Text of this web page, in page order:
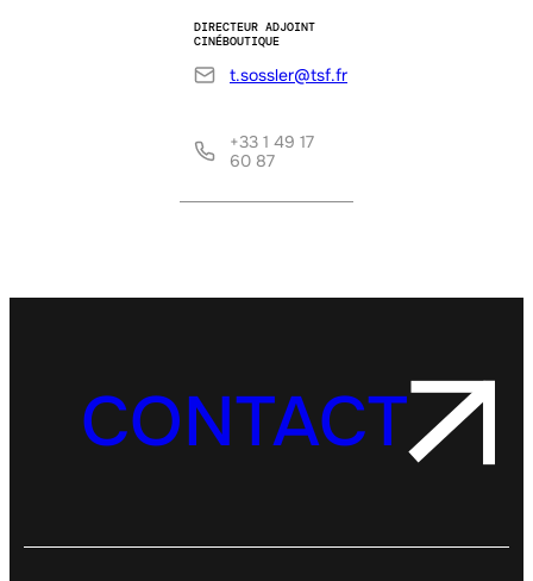
DIRECTEUR ADJOINT
CINÉBOUTIQUE
t.sossler@tsf.fr
+33 1 49 17
60 87
CONTACT